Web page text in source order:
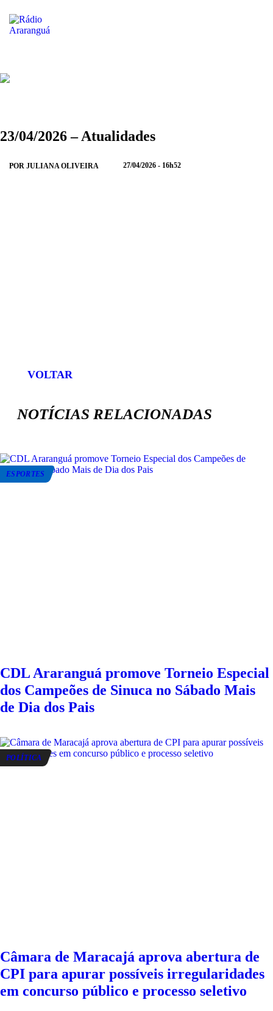
WHATSAPPFACEBOOKTWITTERLINKEDIN
23/04/2026 – Atualidades
POR JULIANA OLIVEIRA 27/04/2026 - 16h52
VOLTAR
NOTÍCIAS RELACIONADAS
ESPORTES
CDL Araranguá promove Torneio Especial
dos Campeões de Sinuca no Sábado Mais
de Dia dos Pais
POLÍTICA
Câmara de Maracajá aprova abertura de
CPI para apurar possíveis irregularidades
em concurso público e processo seletivo